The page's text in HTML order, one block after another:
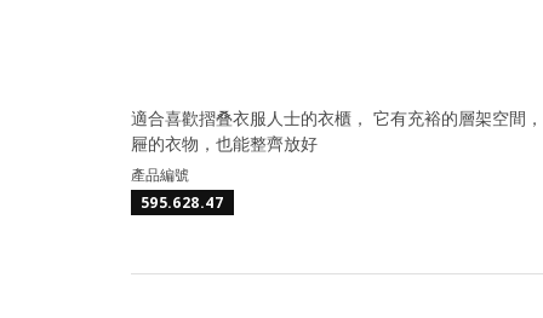
適合喜歡摺叠衣服人士的衣櫃， 它有充裕的層架空間
屜的衣物，也能整齊放好
產品編號
595.628.47